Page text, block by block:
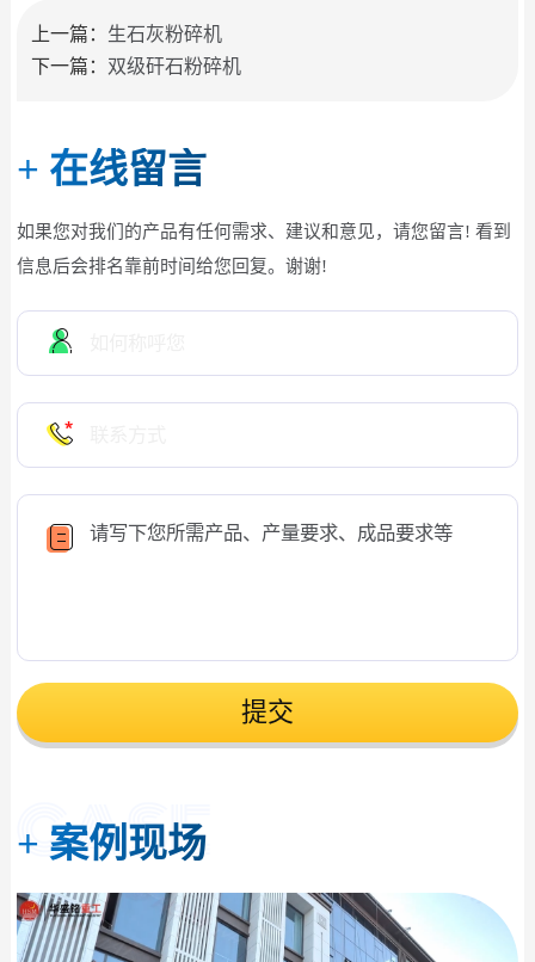
上一篇： 生石灰粉碎机
下一篇： 双级矸石粉碎机
+ 在线留言
如果您对我们的产品有任何需求、建议和意见，请您留言! 看到
信息后会排名靠前时间给您回复。谢谢!
提交
+ 案例现场